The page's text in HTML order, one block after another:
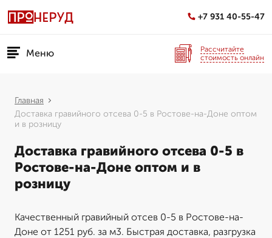
+7 931 40-55-47
Меню
Рассчитайте
стоимость онлайн
Главная
Доставка гравийного отсева 0-5 в Ростове-на-Доне оптом
и в розницу
Доставка гравийного отсева 0-5 в
Ростове-на-Доне оптом и в
розницу
Качественный гравийный отсев 0-5 в Ростове-на-
Доне от 1251 руб. за м3. Быстрая доставка, разгрузка